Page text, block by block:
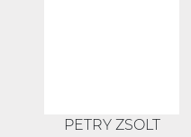
PETRY ZSOLT